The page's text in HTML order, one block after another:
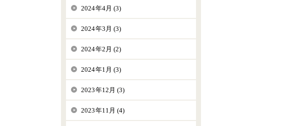
2024年4月 (3)
2024年3月 (3)
2024年2月 (2)
2024年1月 (3)
2023年12月 (3)
2023年11月 (4)